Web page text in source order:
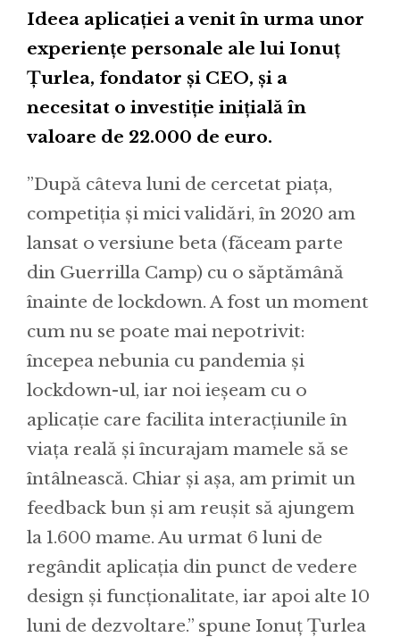
Ideea aplicației a venit în urma unor
experiențe personale ale lui Ionuț
Țurlea, fondator și CEO, și a
necesitat o investiție inițială în
valoare de 22.000 de euro.
”După câteva luni de cercetat piața,
competiția și mici validări, în 2020 am
lansat o versiune beta (făceam parte
din Guerrilla Camp) cu o săptămână
înainte de lockdown. A fost un moment
cum nu se poate mai nepotrivit:
începea nebunia cu pandemia și
lockdown-ul, iar noi ieșeam cu o
aplicație care facilita interacțiunile în
viața reală și încurajam mamele să se
întâlnească. Chiar și așa, am primit un
feedback bun și am reușit să ajungem
la 1.600 mame. Au urmat 6 luni de
regândit aplicația din punct de vedere
design și funcționalitate, iar apoi alte 10
luni de dezvoltare.” spune Ionuț Țurlea